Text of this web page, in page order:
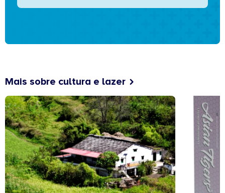
Mais sobre cultura e lazer